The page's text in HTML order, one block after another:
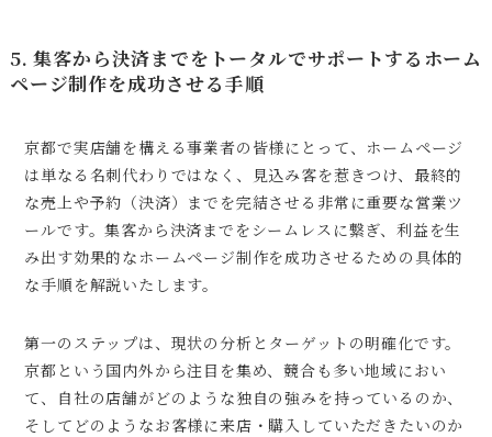
5. 集客から決済までをトータルでサポートするホーム
ページ制作を成功させる手順
京都で実店舗を構える事業者の皆様にとって、ホームページ
は単なる名刺代わりではなく、見込み客を惹きつけ、最終的
な売上や予約（決済）までを完結させる非常に重要な営業ツ
ールです。集客から決済までをシームレスに繋ぎ、利益を生
み出す効果的なホームページ制作を成功させるための具体的
な手順を解説いたします。
第一のステップは、現状の分析とターゲットの明確化です。
京都という国内外から注目を集め、競合も多い地域におい
て、自社の店舗がどのような独自の強みを持っているのか、
そしてどのようなお客様に来店・購入していただきたいのか